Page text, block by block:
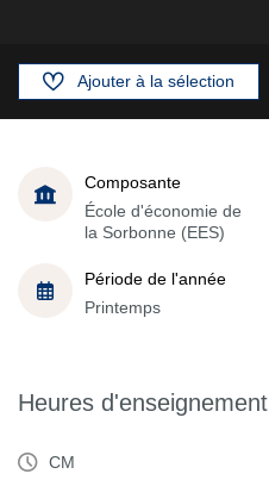
Ajouter à la sélection
Composante
École d'économie de
la Sorbonne (EES)
Période de l'année
Printemps
Heures d'enseignement
CM